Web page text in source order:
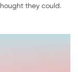
they could.